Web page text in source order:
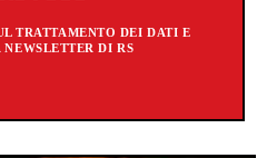
TRATTAMENTO DEI DATI E
DI RS